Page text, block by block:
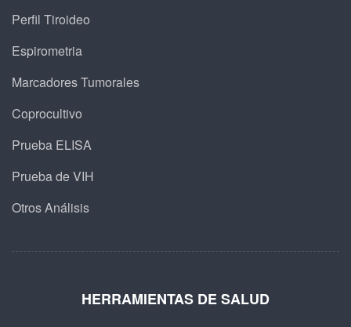
Perfil Tiroideo
Espirometria
Marcadores Tumorales
Coprocultivo
Prueba ELISA
Prueba de VIH
Otros Análisis
HERRAMIENTAS DE SALUD